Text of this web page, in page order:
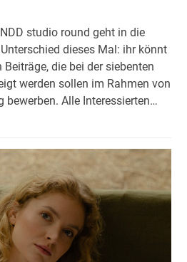
studio round geht in die
dieses Mal: ihr könnt
die bei der siebenten
werden sollen im Rahmen von
bewerben. Alle Interessierten…